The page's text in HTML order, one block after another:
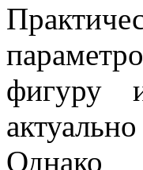
фигуру
Однако